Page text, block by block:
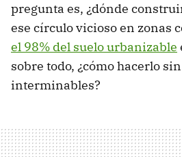
pregunta es, ¿dónde
ese círculo vicioso en zonas
el 98% del suelo urbanizable
sobre todo, ¿cómo hacerlo
interminables?